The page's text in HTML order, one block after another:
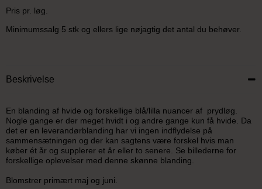
Pris pr. løg.
Minimumssalg 5 stk og ellers lige nøjagtig det antal du behøver.
Beskrivelse
En blanding af hvide og forskellige blå/lilla nuancer af prydløg.
Nogle gange er der meget hvidt i og andre gange kun få hvide. Da
det er en leverandørblanding har vi ingen indflydelse på
sammensætningen og der kan sagtens være forskel hvis man
køber ét år og supplerer et år eller to senere. Se billederne for
forskellige oplevelser med denne skønne blanding.
Blomstrer primært maj og juni.